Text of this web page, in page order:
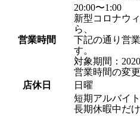
営業時間
20:00〜1:00
新型コロナウ
ら、
下記の通り営
す。
対象期間：
営業時間の変
店休日
日曜
短期アルバイ
長期休暇中だ